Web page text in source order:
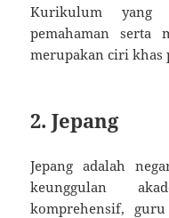
Kurikulum yang
pemahaman serta
merupakan ciri khas
2. Jepang
Jepang adalah
keunggulan
komprehensif,